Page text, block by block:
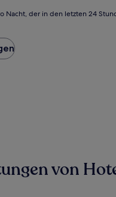
Nacht, der in den letzten 24
von